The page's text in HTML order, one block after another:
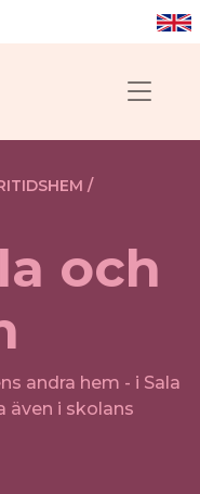
/
och
andra hem - i Sala
även i skolans